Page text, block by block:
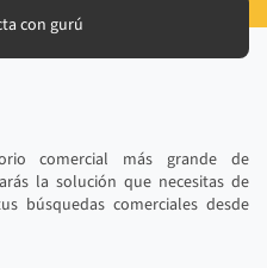
con gurú
comercial más grande de
la solución que necesitas de
búsquedas comerciales desde